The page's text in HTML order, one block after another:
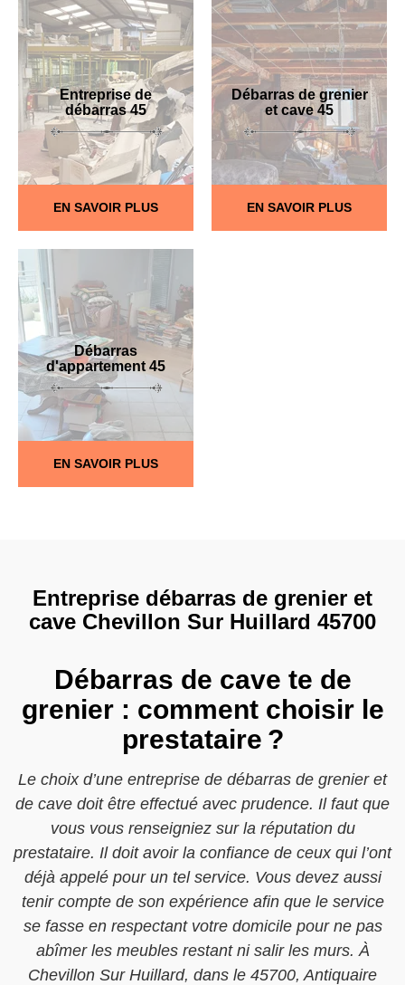
Entreprise de
débarras 45
EN SAVOIR PLUS
Débarras de grenier
et cave 45
EN SAVOIR PLUS
Débarras
d'appartement 45
EN SAVOIR PLUS
Entreprise débarras de grenier et
cave Chevillon Sur Huillard 45700
Débarras de cave te de
grenier : comment choisir le
prestataire ?
Le choix d’une entreprise de débarras de grenier et
de cave doit être effectué avec prudence. Il faut que
vous vous renseigniez sur la réputation du
prestataire. Il doit avoir la confiance de ceux qui l’ont
déjà appelé pour un tel service. Vous devez aussi
tenir compte de son expérience afin que le service
se fasse en respectant votre domicile pour ne pas
abîmer les meubles restant ni salir les murs. À
Chevillon Sur Huillard, dans le 45700, Antiquaire